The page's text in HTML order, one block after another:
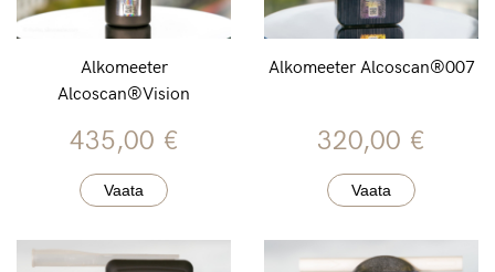
Alkomeeter
Alcoscan®Vision
435,00 €
Vaata
Alkomeeter Alcoscan®007
320,00 €
Vaata